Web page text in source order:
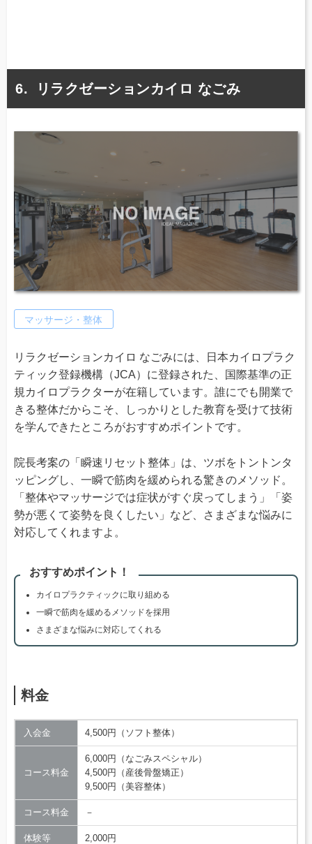
リラクゼーションカイロ なごみ
マッサージ・整体
リラクゼーションカイロ なごみには、日本カイロプラク
ティック登録機構（JCA）に登録された、国際基準の正
規カイロプラクターが在籍しています。誰にでも開業で
きる整体だからこそ、しっかりとした教育を受けて技術
を学んできたところがおすすめポイントです。
院長考案の「瞬速リセット整体」は、ツボをトントンタ
ッピングし、一瞬で筋肉を緩められる驚きのメソッド。
「整体やマッサージでは症状がすぐ戻ってしまう」「姿
勢が悪くて姿勢を良くしたい」など、さまざまな悩みに
対応してくれますよ。
おすすめポイント！
カイロプラクティックに取り組める
一瞬で筋肉を緩めるメソッドを採用
さまざまな悩みに対応してくれる
料金
入会金 4,500円（ソフト整体）
コース料金
6,000円（なごみスペシャル）
4,500円（産後骨盤矯正）
9,500円（美容整体）
コース料金 －
体験等 2,000円